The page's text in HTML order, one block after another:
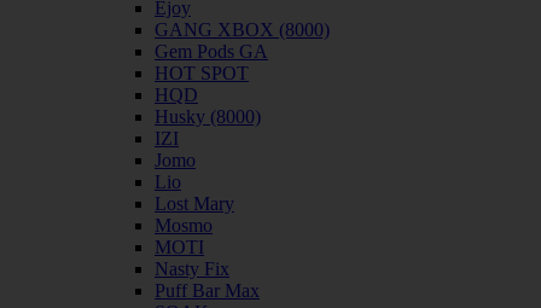
Ejoy
GANG XBOX (8000)
Gem Pods GA
HOT SPOT
HQD
Husky (8000)
IZI
Jomo
Lio
Lost Mary
Mosmo
MOTI
Nasty Fix
Puff Bar Max